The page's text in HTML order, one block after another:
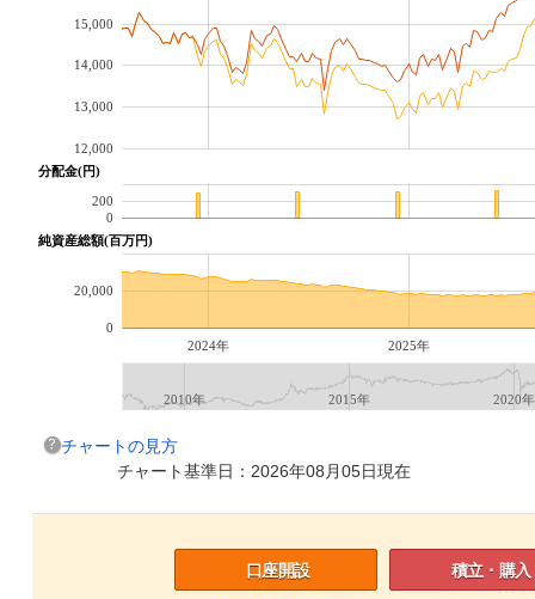
12,000
13,000
14,000
15,000
分配金(円)
0
200
純資産総額(百万円)
2024年 2025年
0
20,000
2010年 2015年 2020年
チャートの見方
チャート基準日：2026年08月05日現在
口座開設 積立・購入